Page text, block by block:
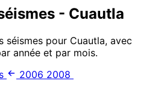
- Cuautla
séismes pour Cuautla, avec
année et par mois.
2006 2008